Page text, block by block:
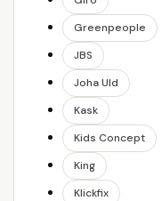
Greenpeople
JBS
Joha Uld
Kask
Kids Concept
King
Klickfix